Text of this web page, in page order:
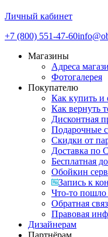
Личный кабинет
+7 (800) 551-47-60
Магазины
Адреса
Фотогалерея
Покупателю
Как купить и
Как вернуть
Дисконтная
Подарочные
Скидки от
Доставка по
Бесплатная
Обойкин
Запись к
Что-то пошло
Обратная
Правовая
Дизайнерам